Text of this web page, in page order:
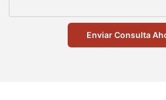
Enviar Consulta